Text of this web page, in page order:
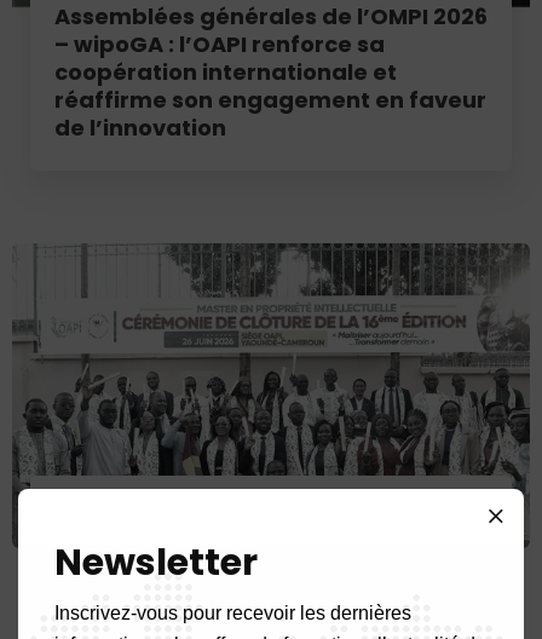
Assemblées générales de l’OMPI 2026
– wipoGA : l’OAPI renforce sa
coopération internationale et
réaffirme son engagement en faveur
de l’innovation
L’OAPI consacre 39 nouveaux experts
en propriété intellectuelle à l’issue de
la 16ᵉ édition du Master en PI
Newsletter
Inscrivez-vous pour recevoir les dernières